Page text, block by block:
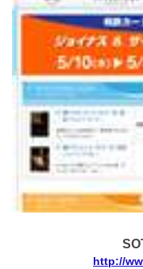
http://